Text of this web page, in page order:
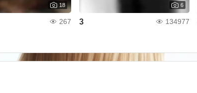
18
267
6
3 134977